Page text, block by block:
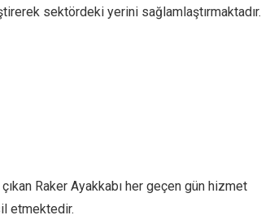
sektördeki yerini sağlamlaştırmaktadır.
Raker Ayakkabı her geçen gün hizmet
etmektedir.